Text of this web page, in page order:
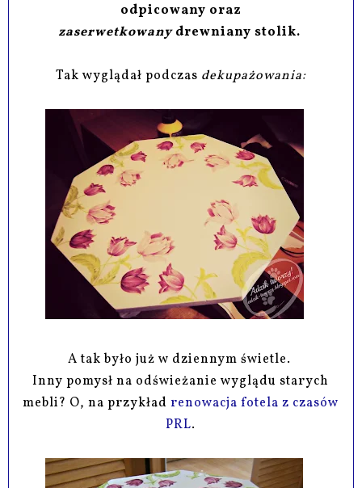
odpicowany oraz
zaserwetkowanydrewniany stolik.
Tak wyglądał podczas dekupażowania:
A tak było już w dziennym świetle.
Inny pomysł na odświeżanie wyglądu starych
mebli? O, na przykładrenowacja fotela z czasów
PRL.